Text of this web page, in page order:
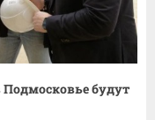
Подмосковье будут